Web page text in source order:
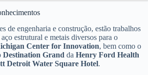
de engenharia e construção, estão trabalhos
estrutural e metais diversos para o
Center for Innovation, bem como o
Destination Grand da Henry Ford Health
Detroit Water Square Hotel.